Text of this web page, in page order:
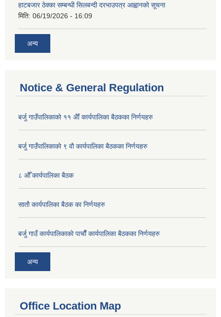
हाटबजार ठेक्का सम्बन्धी सिलबन्दी दरभाउपत्र आह्वानको सूचना
मिति: 06/19/2026 - 16:09
अन्य
Notice & General Regulation
बर्जु गाउँपालिकाकाे ११ अैाँ कार्यपालिका बैठकका निर्णयहरु
बर्जु गाउँपालिकाकाे ९ वाै‌ कार्यपालिका बैठकका निर्णयहरु
८ औँ कार्यपालिका बैठक
साताै‌ कार्यपालिका बैठक का निर्णयहरु
बर्जु गाउँ कार्यपालिकाकाे पाचाै‌ँ कार्यपालिका बैठकका निर्णयहरु
अन्य
Office Location Map